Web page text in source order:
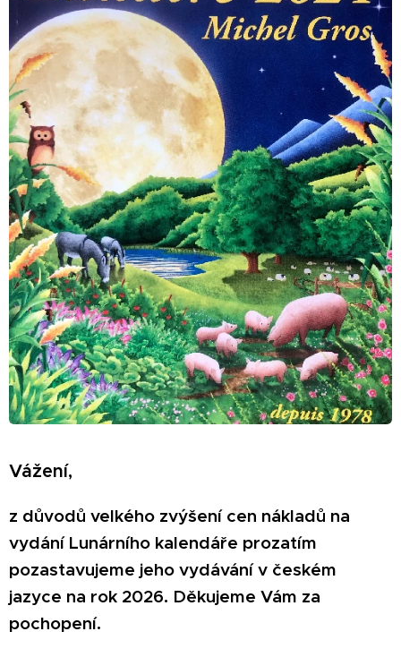
Vážení,
z důvodů velkého zvýšení cen nákladů na
vydání Lunárního kalendáře prozatím
pozastavujeme jeho vydávání v českém
jazyce na rok 2026. Děkujeme Vám za
pochopení.